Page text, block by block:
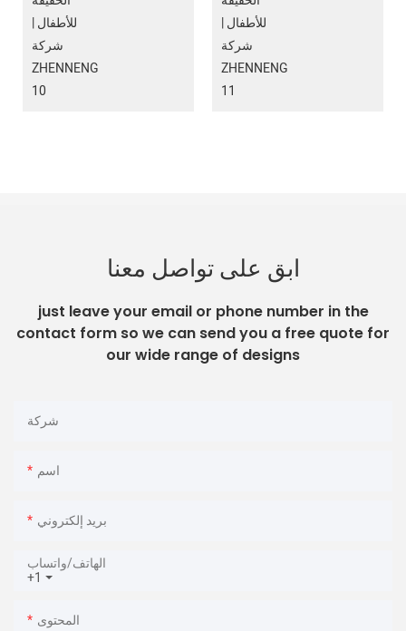
ابق على تواصل معنا
just leave your email or phone number in the
contact form so we can send you a free quote for
our wide range of designs
شركة
اسم
بريد إلكتروني
+1
الهاتف/واتساب
المحتوى